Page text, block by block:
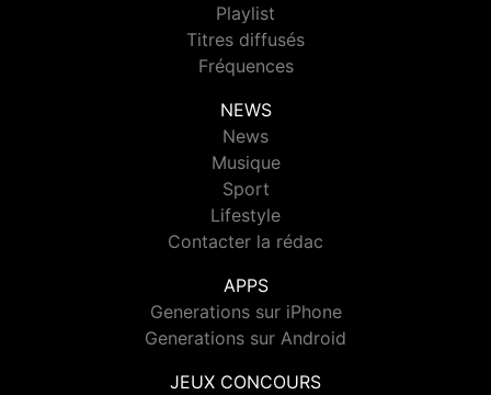
Playlist
Titres diffusés
Fréquences
NEWS
News
Musique
Sport
Lifestyle
Contacter la rédac
APPS
Generations sur iPhone
Generations sur Android
JEUX CONCOURS